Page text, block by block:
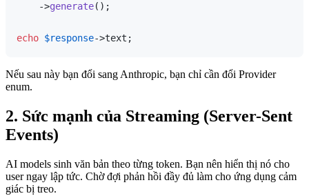
    ->
generate();
echo $response
Nếu sau này bạn đổi sang Anthropic, bạn chỉ cần đổi Provider
enum.
2. Sức mạnh của Streaming (Server-Sent
Events)
AI models sinh văn bản theo từng token. Bạn nên hiển thị nó cho
user ngay lập tức. Chờ đợi phản hồi đầy đủ làm cho ứng dụng cảm
giác bị treo.